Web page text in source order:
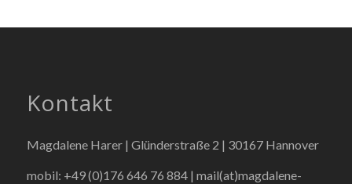
Kontakt
Magdalene Harer | Glünderstraße 2 | 30167 Hannover
mobil: +49 (0)176 646 76 884 | mail(at)magdalene-